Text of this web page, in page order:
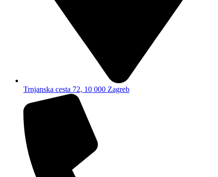
Trnjanska cesta 72, 10 000 Zagreb